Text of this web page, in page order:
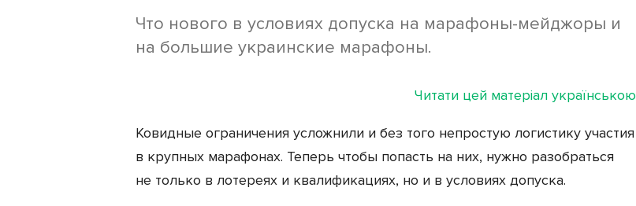
Что нового в условиях допуска на марафоны-мейджоры и
на большие украинские марафоны.
Читати цей матеріал українською
Ковидные ограничения усложнили и без того непростую логистику участия
в крупных марафонах. Теперь чтобы попасть на них, нужно разобраться
не только в лотереях и квалификациях, но и в условиях допуска.